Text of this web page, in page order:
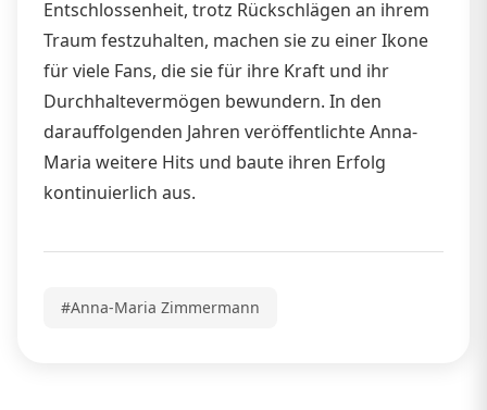
Entschlossenheit, trotz Rückschlägen an ihrem
Traum festzuhalten, machen sie zu einer Ikone
für viele Fans, die sie für ihre Kraft und ihr
Durchhaltevermögen bewundern. In den
darauffolgenden Jahren veröffentlichte Anna-
Maria weitere Hits und baute ihren Erfolg
kontinuierlich aus.
#Anna-Maria Zimmermann